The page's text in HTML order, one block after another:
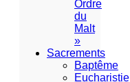
Ordre
du
Malt
»
Sacrements
Baptême
Eucharistie